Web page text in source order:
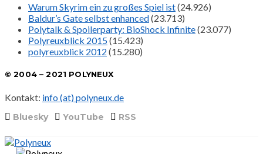
Warum Skyrim ein zu großes Spiel ist(24.926)
Baldur’s Gate selbst enhanced(23.713)
Polytalk & Spoilerparty: BioShock Infinite(23.077)
Polyreuxblick 2015(15.423)
polyreuxblick 2012 (15.280)
© 2004 – 2021 POLYNEUX
Kontakt: info (at) polyneux.de
Bluesky YouTube RSS